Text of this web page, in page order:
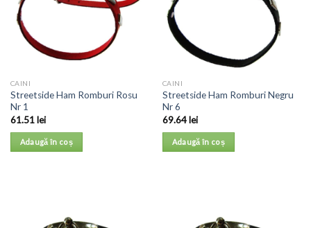
CAINI
Streetside Ham Romburi Rosu
Nr 1
61.51lei
Adaugă în coș
CAINI
Streetside Ham Romburi Negru
Nr 6
69.64lei
Adaugă în coș